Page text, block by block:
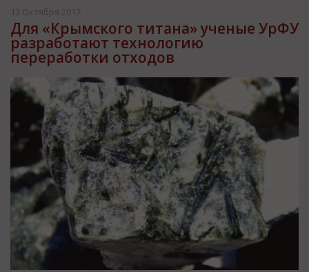
13 Октября 2017
Для «Крымского титана» ученые УрФУ
разработают технологию
переработки отходов